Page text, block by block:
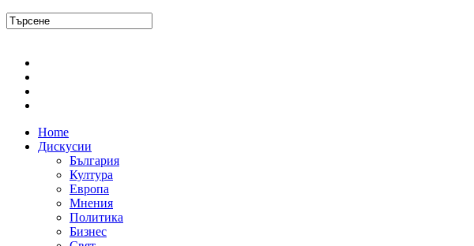
Home
Дискусии
България
Култура
Европа
Мнения
Политика
Бизнес